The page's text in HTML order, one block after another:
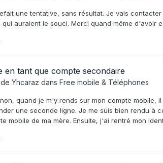
une tentative, sans résultat. Je vais
auraient le souci. Merci quand même d'avoir
en tant que compte secondaire
Yhcaraz dans Free mobile & Téléphones
quand je m'y rends sur mon compte mobile,
une seconde ligne. Je me suis bien rendu à
mobile de ma mère. Ensuite, j'ai rentré mon